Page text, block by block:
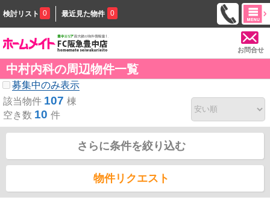
検討リスト 0 最近見た物件 0
お問合せ
中村内科の周辺物件一覧
募集中のみ表示
該当物件 107 棟
空き数 10 件
さらに条件を絞り込む
物件リクエスト